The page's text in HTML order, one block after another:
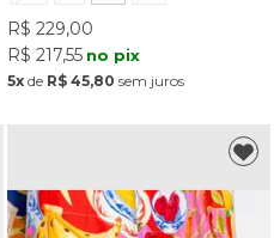
R$ 229,00
R$ 217,55 no pix
5x de R$ 45,80 sem juros